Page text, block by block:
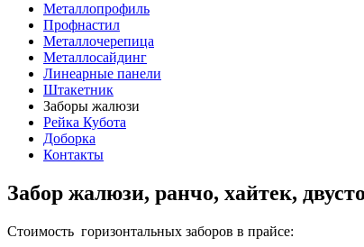
Металлопрофиль
Профнастил
Металлочерепица
Металлосайдинг
Линеарные панели
Штакетник
Заборы жалюзи
Рейка Кубота
Доборка
Контакты
Забор жалюзи, ранчо, хайтек,
Стоимость горизонтальных заборов в прайсе: